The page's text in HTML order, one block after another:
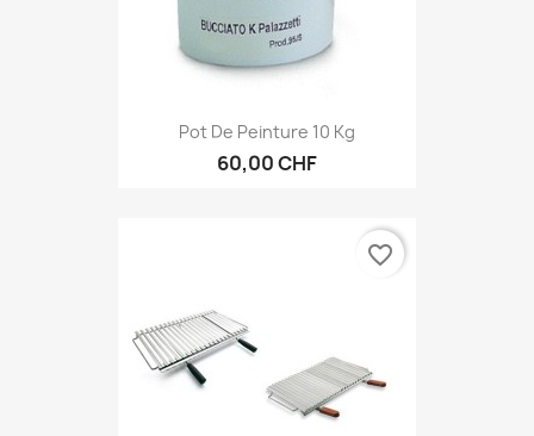
Pot De Peinture 10 Kg
60,00 CHF
favorite_border